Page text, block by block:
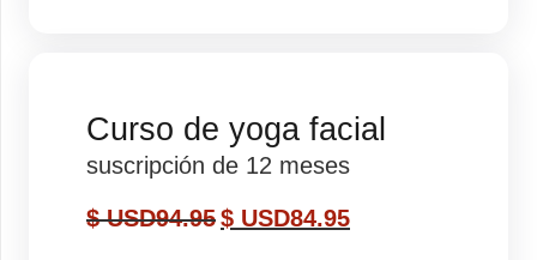
Curso de yoga facial
suscripción de 12 meses
$ USD94.95$ USD84.95